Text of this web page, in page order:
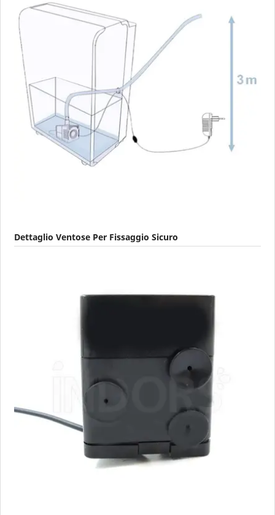
Dettaglio Ventose Per Fissaggio Sicuro